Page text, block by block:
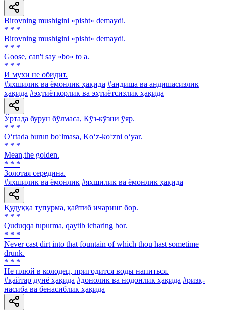
Birovning mushigini «pisht» demaydi.
* * *
Birovning mushigini «pisht» demaydi.
* * *
Goose, can't say «bo» to a.
* * *
И мухи не обидит.
#яхшилик ва ёмонлик ҳақида #андиша ва андишасизлик
ҳақида #эҳтиёткорлик ва эҳтиётсизлик ҳақида
Ўртада бурун бўлмаса, Кўз-кўзни ўяр.
* * *
O‘rtada burun bo‘lmasa, Ko‘z-ko‘zni o‘yar.
* * *
Mean,the golden.
* * *
Золотая середина.
#яхшилик ва ёмонлик #яхшилик ва ёмонлик ҳақида
Қудуққа тупурма, қайтиб ичаринг бор.
* * *
Quduqqa tupurma, qaytib icharing bor.
* * *
Never cast dirt into that fountain of which thou hast sometime
drunk.
* * *
He плюй в колодец, пригодится воды напиться.
#қайтар дунё ҳақида #донолик ва нодонлик ҳақида #ризқ-
насиба ва бенасиблик ҳақида